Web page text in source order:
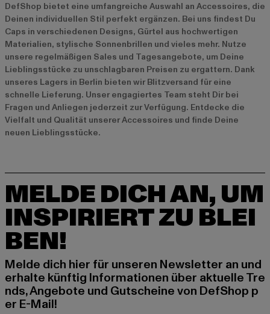
DefShop bietet eine umfangreiche Auswahl an Accessoires, die
Deinen individuellen Stil perfekt ergänzen. Bei uns findest Du
Caps in verschiedenen Designs, Gürtel aus hochwertigen
Materialien, stylische Sonnenbrillen und vieles mehr. Nutze
unsere regelmäßigen Sales und Tagesangebote, um Deine
Lieblingsstücke zu unschlagbaren Preisen zu ergattern. Dank
unseres Lagers in Berlin bieten wir Blitzversand für eine
schnelle Lieferung. Unser engagiertes Team steht Dir bei
Fragen und Anliegen jederzeit zur Verfügung. Entdecke die
Vielfalt und Qualität unserer Accessoires und finde Deine
neuen Lieblingsstücke.
MELDE DICH AN, UM
INSPIRIERT ZU BLEI
BEN!
Melde dich hier für unseren Newsletter an und
erhalte künftig Informationen über aktuelle Tre
nds, Angebote und Gutscheine von DefShop p
er E-Mail!